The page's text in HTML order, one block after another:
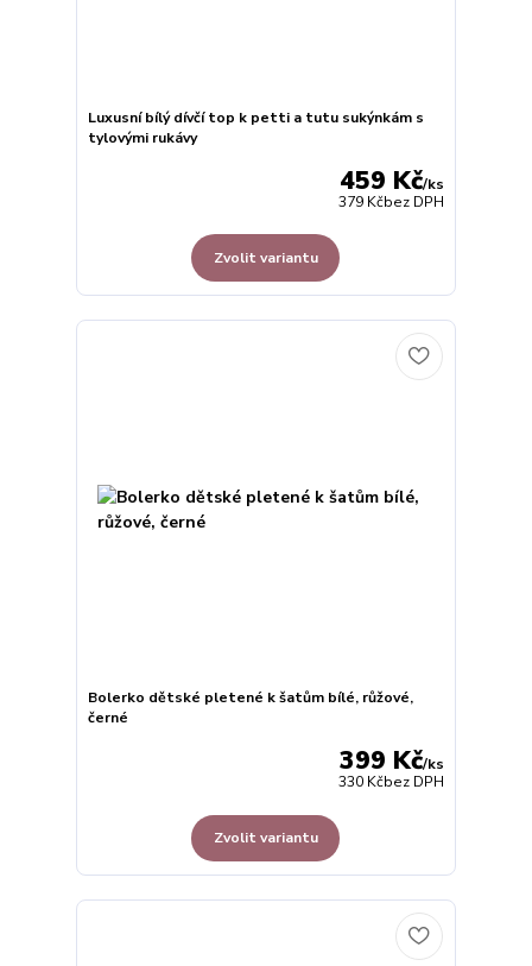
Luxusní bílý dívčí top k petti a tutu sukýnkám s
tylovými rukávy
459 Kč/ks
379 Kčbez DPH
Zvolit variantu
Bolerko dětské pletené k šatům bílé, růžové,
černé
399 Kč/ks
330 Kčbez DPH
Zvolit variantu